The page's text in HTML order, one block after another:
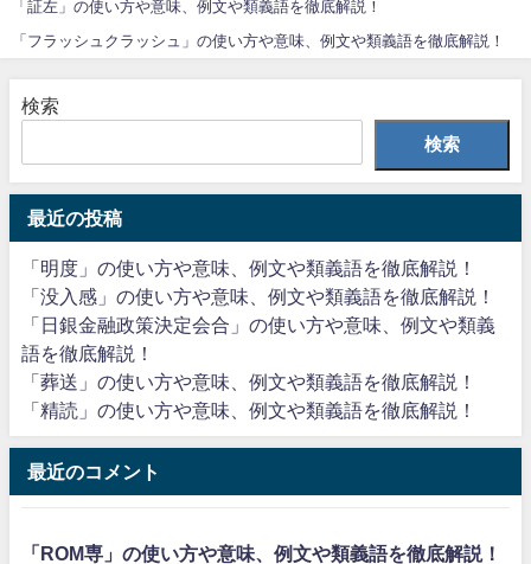
「証左」の使い方や意味、例文や類義語を徹底解説！
「フラッシュクラッシュ」の使い方や意味、例文や類義語を徹底解説！
検索
検索
最近の投稿
「明度」の使い方や意味、例文や類義語を徹底解説！
「没入感」の使い方や意味、例文や類義語を徹底解説！
「日銀金融政策決定会合」の使い方や意味、例文や類義
語を徹底解説！
「葬送」の使い方や意味、例文や類義語を徹底解説！
「精読」の使い方や意味、例文や類義語を徹底解説！
最近のコメント
「ROM専」の使い方や意味、例文や類義語を徹底解説！